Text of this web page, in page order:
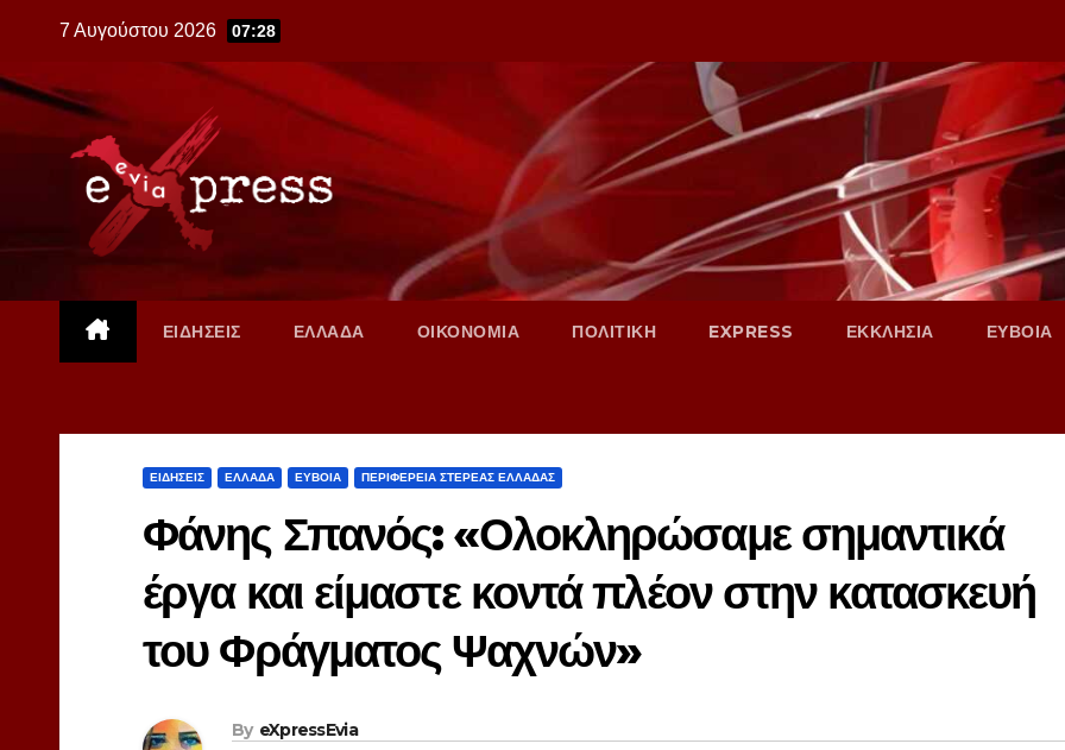
content
7 Αυγούστου 2026 07:28
ΕΙΔΗΣΕΙΣ ΕΛΛΑΔΑ ΟΙΚΟΝΟΜΙΑ ΠΟΛΙΤΙΚΗ EXPRESS ΕΚΚΛΗΣΙΑ ΕΥΒΟΙΑ
ΕΙΔΗΣΕΙΣ ΕΛΛΑΔΑ ΕΥΒΟΙΑ ΠΕΡΙΦΕΡΕΙΑ ΣΤΕΡΕΑΣ ΕΛΛΑΔΑΣ
Φάνης Σπανός: «Ολοκληρώσαμε σημαντικά
έργα και είμαστε κοντά πλέον στην κατασκευή
του Φράγματος Ψαχνών»
By eXpressEvia